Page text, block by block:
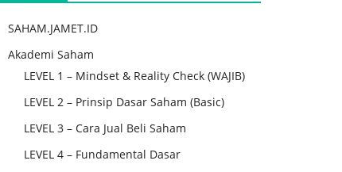
SAHAM.JAMET.ID
Akademi Saham
LEVEL 1 – Mindset & Reality Check (WAJIB)
LEVEL 2 – Prinsip Dasar Saham (Basic)
LEVEL 3 – Cara Jual Beli Saham
LEVEL 4 – Fundamental Dasar